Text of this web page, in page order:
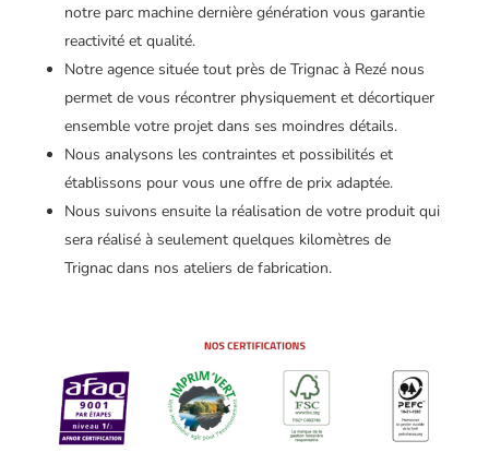
notre parc machine dernière génération vous garantie
reactivité et qualité.
Notre agence située tout près de Trignac à Rezé nous
permet de vous récontrer physiquement et décortiquer
ensemble votre projet dans ses moindres détails.
Nous analysons les contraintes et possibilités et
établissons pour vous une offre de prix adaptée.
Nous suivons ensuite la réalisation de votre produit qui
sera réalisé à seulement quelques kilomètres de
Trignac dans nos ateliers de fabrication.